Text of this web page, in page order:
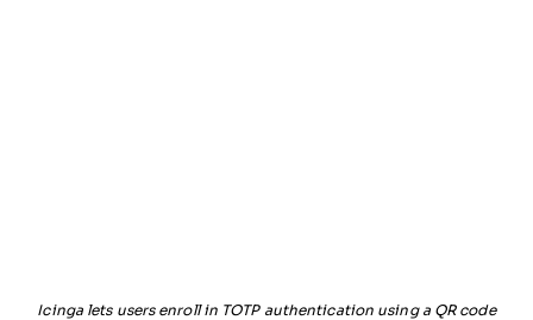
Icinga lets users enroll in TOTP authentication using a QR code